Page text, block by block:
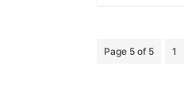
Page 5 of 5 1